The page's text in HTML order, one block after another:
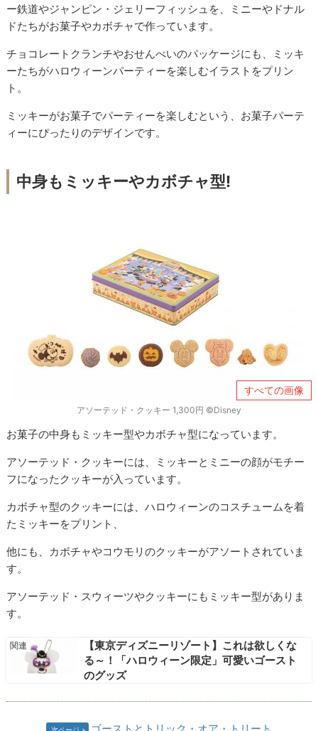
ー鉄道やジャンピン・ジェリーフィッシュを、ミニーやドナル
ドたちがお菓子やカボチャで作っています。
チョコレートクランチやおせんべいのパッケージにも、ミッキ
ーたちがハロウィーンパーティーを楽しむイラストをプリン
ト。
ミッキーがお菓子でパーティーを楽しむという、お菓子パーテ
ィーにぴったりのデザインです。
中身もミッキーやカボチャ型!
すべての画像
アソーテッド・クッキー 1,300円 ©︎Disney
お菓子の中身もミッキー型やカボチャ型になっています。
アソーテッド・クッキーには、ミッキーとミニーの顔がモチー
フになったクッキーが入っています。
カボチャ型のクッキーには、ハロウィーンのコスチュームを着
たミッキーをプリント、
他にも、カボチャやコウモリのクッキーがアソートされていま
す。
アソーテッド・スウィーツやクッキーにもミッキー型がありま
す。
【東京ディズニーリゾート】これは欲しくな
る～！「ハロウィーン限定」可愛いゴースト
のグッズ